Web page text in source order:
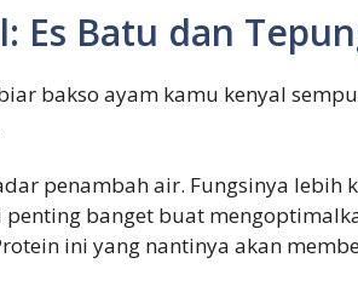
Es Batu dan
bakso ayam kamu kenyal
penambah air. Fungsinya lebih
banget buat
ini yang nantinya akan